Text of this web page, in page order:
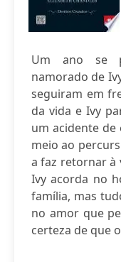
Um ano se
namorado de
seguiram em
da vida e Ivy
um acidente de
meio ao
a faz retornar à
Ivy acorda no
família, mas
no amor que
certeza de que